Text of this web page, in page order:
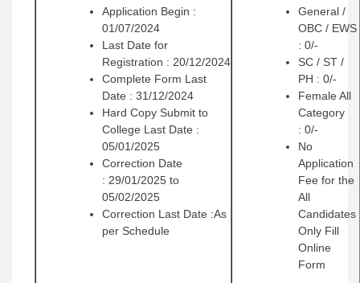
Application Begin :
01/07/2024
Last Date for
Registration : 20/12/2024
Complete Form Last
Date : 31/12/2024
Hard Copy Submit to
College Last Date :
05/01/2025
Correction Date
: 29/01/2025 to
05/02/2025
Correction Last Date :As
per Schedule
General /
OBC / EWS
: 0/-
SC / ST /
PH : 0/-
Female All
Category
: 0/-
No
Application
Fee for the
All
Candidates
Only Fill
Online
Form